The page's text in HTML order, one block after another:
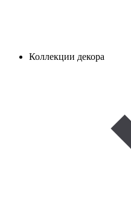
Коллекции декора